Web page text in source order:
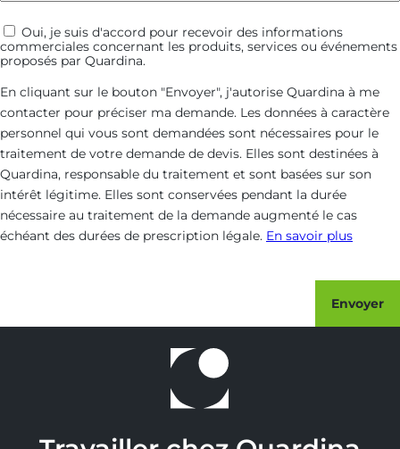
Communications
commerciales
Oui, je suis d'accord pour recevoir des informations
commerciales concernant les produits, services ou événements
proposés par Quardina.
En cliquant sur le bouton "Envoyer", j'autorise Quardina à me
contacter pour préciser ma demande. Les données à caractère
personnel qui vous sont demandées sont nécessaires pour le
traitement de votre demande de devis. Elles sont destinées à
Quardina, responsable du traitement et sont basées sur son
intérêt légitime. Elles sont conservées pendant la durée
nécessaire au traitement de la demande augmenté le cas
échéant des durées de prescription légale. En savoir plus
Envoyer